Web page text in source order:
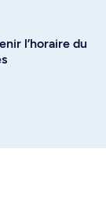
l’horaire du